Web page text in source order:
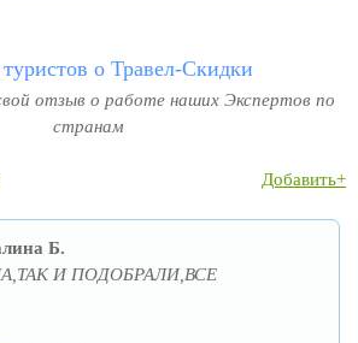
о Травел-Скидки
отзыв о работе наших Экспертов по
странам
Добавить+
Б.
И ПОДОБРАЛИ,ВСЕ